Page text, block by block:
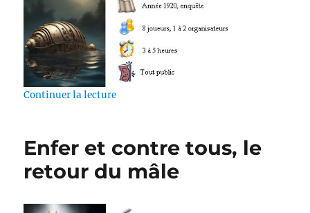
Continuer la lecturede « Le monstre du Lac de la Louvière »
Enfer et contre tous, le
retour du mâle